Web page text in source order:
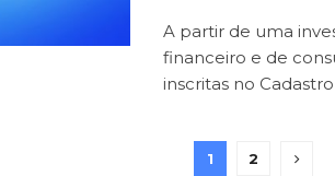
A partir de uma
financeiro e de
inscritas no Cadastro
1 2